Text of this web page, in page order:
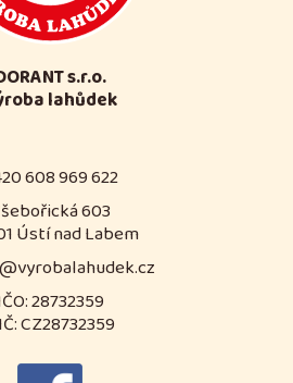
s.r.o.
lahůdek
608 969 622
603
Ústí nad Labem
28732359
CZ28732359